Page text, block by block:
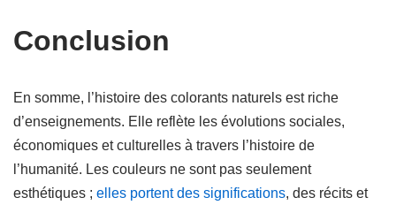
Conclusion
En somme, l’histoire des colorants naturels est riche
d’enseignements. Elle reflète les évolutions sociales,
économiques et culturelles à travers l’histoire de
l’humanité. Les couleurs ne sont pas seulement
esthétiques ; elles portent des significations, des récits et